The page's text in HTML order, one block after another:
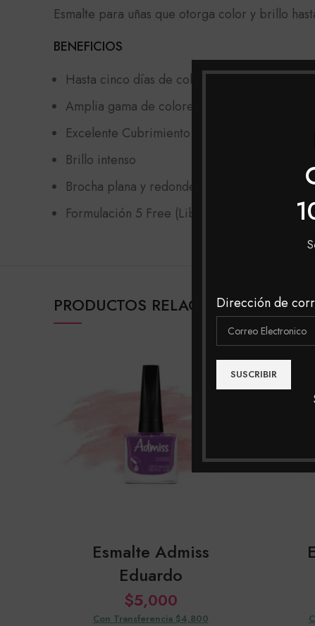
Dirección de
Esmalte para uñas que otorga color y brillo
BENEFICIOS
Hasta cinco días de color y brillo
Amplia gama de colores con texturas y
Excelente Cubrimiento
Brillo intenso
Brocha plana y redondeada para fácil
Formulación 5 Free (Libre de Tolueno,
PRODUCTOS RELACIONADOS
Esmalte Admiss
Eduardo
$5,000
Con Transferencia $4,800